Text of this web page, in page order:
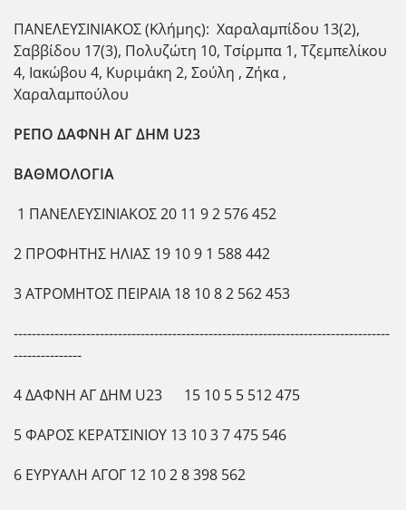
ΠΑΝΕΛΕΥΣΙΝΙΑΚΟΣ (Κλήμης): Χαραλαμπίδου 13(2),
Σαββίδου 17(3), Πολυζώτη 10, Τσίρμπα 1, Τζεμπελίκου
4, Ιακώβου 4, Κυριμάκη 2, Σούλη , Ζήκα ,
Χαραλαμπούλου
ΡΕΠΟ ΔΑΦΝΗ ΑΓ ΔΗΜ U23
ΒΑΘΜΟΛΟΓΙΑ
1 ΠΑΝΕΛΕΥΣΙΝΙΑΚΟΣ 20 11 9 2 576 452
2 ΠΡΟΦΗΤΗΣ ΗΛΙΑΣ 19 10 9 1 588 442
3 ΑΤΡΟΜΗΤΟΣ ΠΕΙΡΑΙΑ 18 10 8 2 562 453
-----------------------------------------------------------------------------------
---------------
4 ΔΑΦΝΗ ΑΓ ΔΗΜ U23 15 10 5 5 512 475
5 ΦΑΡΟΣ ΚΕΡΑΤΣΙΝΙΟΥ 13 10 3 7 475 546
6 ΕΥΡΥΑΛΗ ΑΓΟΓ 12 10 2 8 398 562